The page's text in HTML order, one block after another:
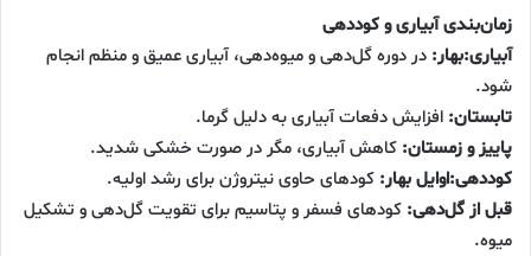
زمان‌بندی آبیاری و کوددهی
آبیاری:بهار: در دوره گل‌دهی و میوه‌دهی، آبیاری عمیق و منظم انجام
شود.
تابستان: افزایش دفعات آبیاری به دلیل گرما.
پاییز و زمستان: کاهش آبیاری، مگر در صورت خشکی شدید.
کوددهی:اوایل بهار: کودهای حاوی نیتروژن برای رشد اولیه.
قبل از گل‌دهی: کودهای فسفر و پتاسیم برای تقویت گل‌دهی و تشکیل
میوه.